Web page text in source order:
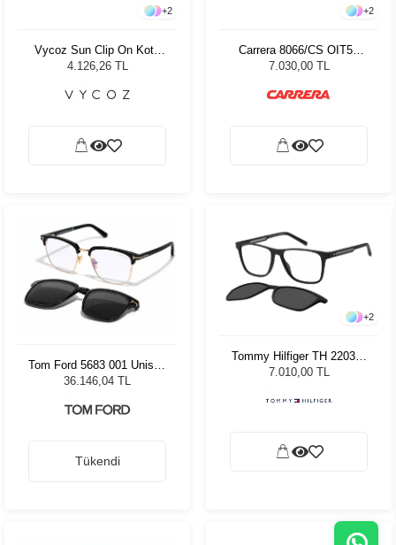
+2
Vycoz Sun Clip On Kota
BRN Unisex Güneş
4.126,26 TL
+2
Carrera 8066/CS OIT50
Unisex Güneş Gözlüğü
7.030,00 TL
Tom Ford 5683 001 Unisex
Klipsli Güneş Gözlüğü
36.146,04 TL
Tükendi
+2
Tommy Hilfiger TH 2203/C
08A Erkek Güneş Gözlüğü
7.010,00 TL